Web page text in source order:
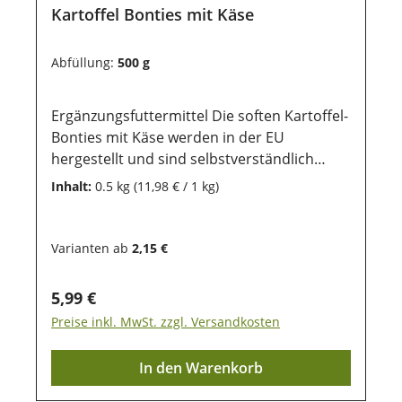
Sonneneinstrahlung geschützt werden,
erhalten bleiben.
Kartoffel Bonties mit Käse
Abfüllung: 500 g
Ergänzungsfuttermittel Die soften Kartoffel-
Bonties mit Käse werden in der EU
hergestellt und sind selbstverständlich
weizen-, getreide- und glutenfrei. Sie eignen
Alltag. Es sind kleine runde Leckerlies mit
Dicke von 0,5 cm Die ausgewählte Rezeptur
eignet sich zudem besonders für
futterempfindliche und allergische Hunde.
Aufgrund der Größe können Sie auch
wunderbar für Welpen genutzt werden.
Zusammensetzung:pflanzliche
Inhalt: 0.5 kg (11,98 € / 1 kg)
Varianten ab 2,15 €
Regulärer Preis:
5,99 €
Preise inkl. MwSt. zzgl. Versandkosten
In den Warenkorb